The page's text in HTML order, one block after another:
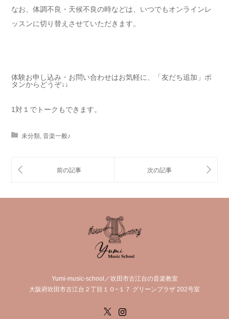
なお、体調不良・天候不良の時などは、いつでもオンラインレ
ッスンに切り替えさせていただきます。
体験お申し込み・お問い合わせはお気軽に、「友だち追加」ボ
タンからどうぞ↓↓
1対１でトークもできます。
未分類, 音楽一般♪
Yumi-music-school／吹田市古江台の音楽教室
大阪府吹田市古江台２丁目１０−１７ グリーンプラザ 202号室